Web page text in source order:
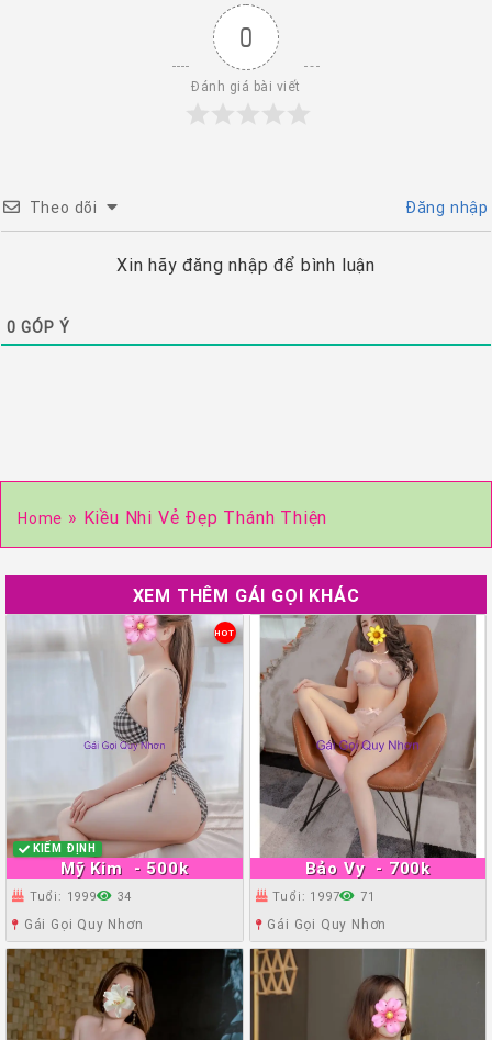
0
Đánh giá bài viết
Theo dõi Đăng nhập
Xin hãy đăng nhập để bình luận
0 GÓP Ý
Home » Kiều Nhi Vẻ Đẹp Thánh Thiện
XEM THÊM GÁI GỌI KHÁC
Mỹ Kim - 500k
HOT
KIỂM ĐỊNH
Tuổi: 1999 34
Gái Gọi Quy Nhơn
Bảo Vy - 700k
Tuổi: 1997 71
Gái Gọi Quy Nhơn